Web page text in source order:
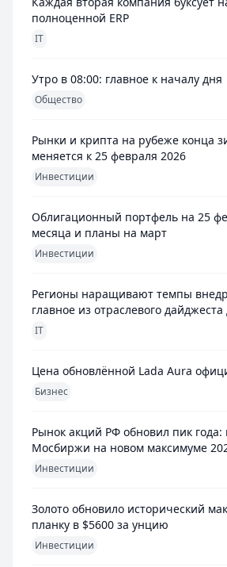
полноценной ERP
IT
Утро в 08:00: главное к началу дня
Общество
Рынки и крипта на рубеже конца
меняется к 25 февраля 2026
Инвестиции
Облигационный портфель на 25
месяца и планы на март
Инвестиции
Регионы наращивают темпы
главное из отраслевого дайджеста
IT
Цена обновлённой Lada Aura
Бизнес
Рынок акций РФ обновил пик года:
Мосбиржи на новом максимуме
Инвестиции
Золото обновило исторический
планку в $5600 за унцию
Инвестиции